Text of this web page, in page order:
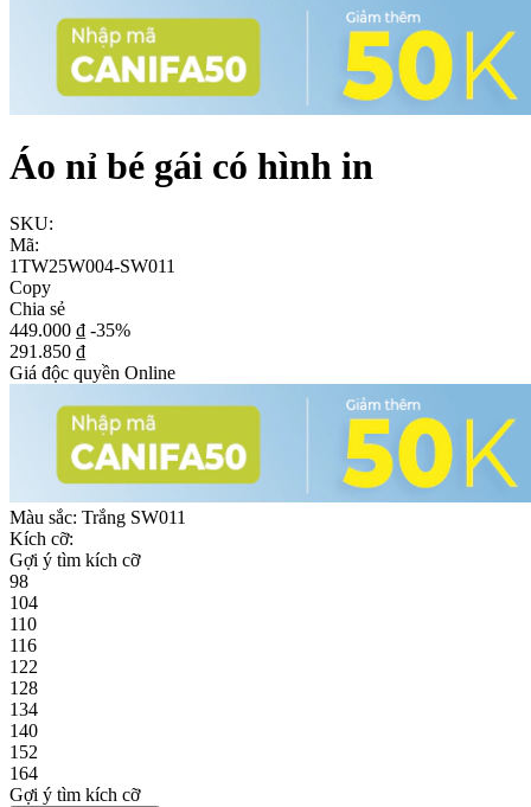
Áo nỉ bé gái có hình in
SKU:
Mã:
1TW25W004-SW011
Copy
Chia sẻ
449.000 ₫ -35%
291.850 ₫
Giá độc quyền Online
Màu sắc: Trắng SW011
Kích cỡ:
Gợi ý tìm kích cỡ
98
104
110
116
122
128
134
140
152
164
Gợi ý tìm kích cỡ